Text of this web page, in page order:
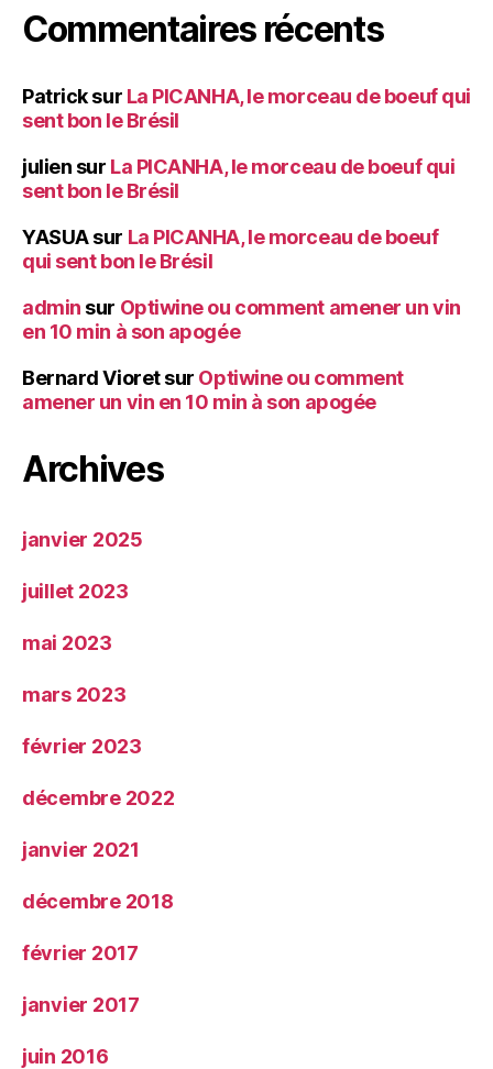
Commentaires récents
Patricksur La PICANHA, le morceau de boeuf qui
sent bon le Brésil
julien sur La PICANHA, le morceau de boeuf qui
sent bon le Brésil
YASUAsur La PICANHA, le morceau de boeuf
qui sent bon le Brésil
admin sur Optiwine ou comment amener un vin
en 10 min à son apogée
Bernard Vioretsur Optiwine ou comment
amener un vin en 10 min à son apogée
Archives
janvier 2025
juillet 2023
mai 2023
mars 2023
février 2023
décembre 2022
janvier 2021
décembre 2018
février 2017
janvier 2017
juin 2016